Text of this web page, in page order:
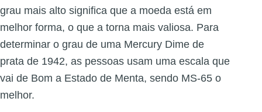
grau mais alto significa que a moeda está em
melhor forma, o que a torna mais valiosa. Para
determinar o grau de uma Mercury Dime de
prata de 1942, as pessoas usam uma escala que
vai de Bom a Estado de Menta, sendo MS-65 o
melhor.